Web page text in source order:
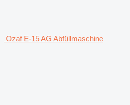
Ozaf E-15 AG Abfüllmaschine